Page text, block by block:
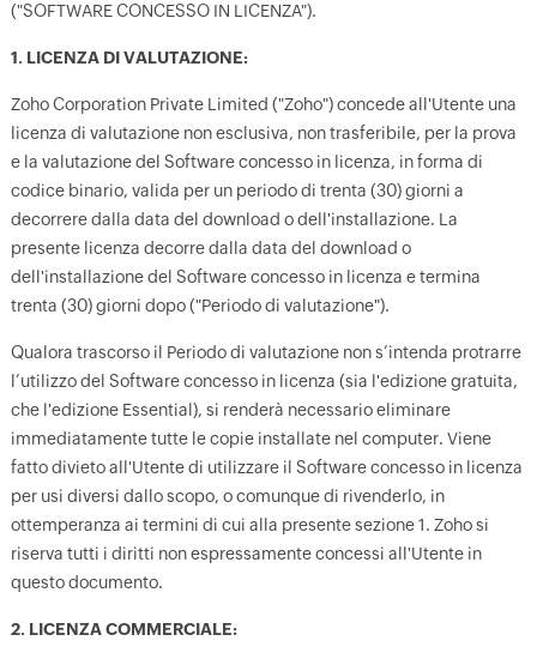
("SOFTWARE CONCESSO IN LICENZA").
1. LICENZA DI VALUTAZIONE:
Zoho Corporation Private Limited ("Zoho") concede all'Utente una
licenza di valutazione non esclusiva, non trasferibile, per la prova
e la valutazione del Software concesso in licenza, in forma di
codice binario, valida per un periodo di trenta (30) giorni a
decorrere dalla data del download o dell'installazione. La
presente licenza decorre dalla data del download o
dell'installazione del Software concesso in licenza e termina
trenta (30) giorni dopo ("Periodo di valutazione").
Qualora trascorso il Periodo di valutazione non s’intenda protrarre
l’utilizzo del Software concesso in licenza (sia l'edizione gratuita,
che l'edizione Essential), si renderà necessario eliminare
immediatamente tutte le copie installate nel computer. Viene
fatto divieto all'Utente di utilizzare il Software concesso in licenza
per usi diversi dallo scopo, o comunque di rivenderlo, in
ottemperanza ai termini di cui alla presente sezione 1. Zoho si
riserva tutti i diritti non espressamente concessi all'Utente in
questo documento.
2. LICENZA COMMERCIALE: